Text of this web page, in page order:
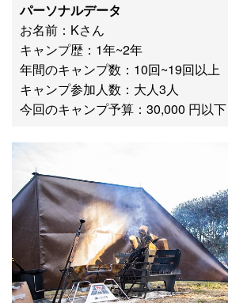
パーソナルデータ
お名前：Kさん
キャンプ歴：1年~2年
年間のキャンプ数：10回~19回以上
キャンプ参加人数：大人3人
今回のキャンプ予算：30,000 円以下